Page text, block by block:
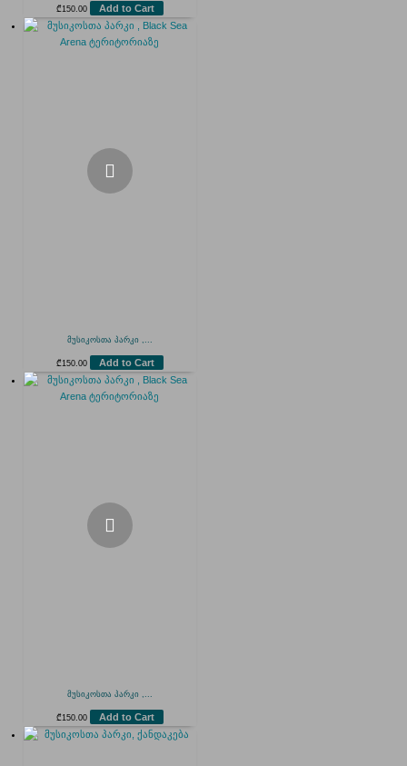
₾150.00 Add to Cart
მუსიკოსთა პარკი ,...
₾150.00 Add to Cart
მუსიკოსთა პარკი ,...
₾150.00 Add to Cart